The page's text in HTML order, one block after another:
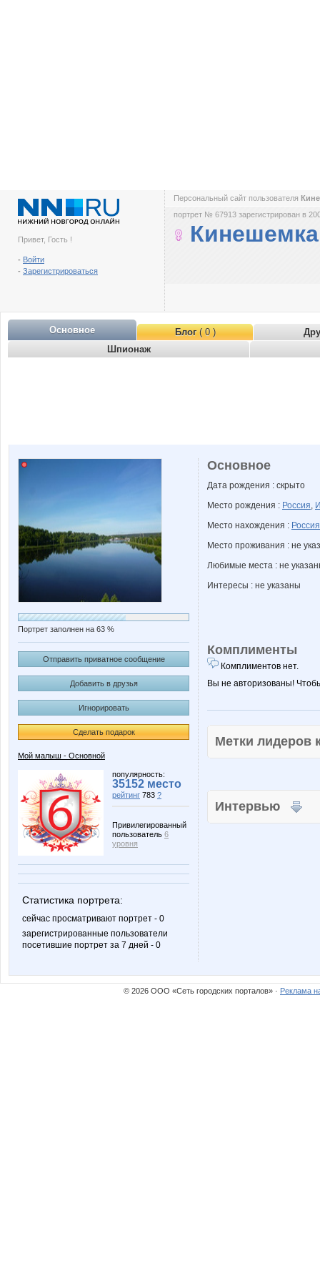
Привет, Гость !
- Войти
- Зарегистрироваться
Персональный сайт пользователя
портрет № 67913 зарегистрирован в
Кинешемка
Основное Блог( 0 )
Шпионаж
Портрет заполнен на 63 %
Отправить приватное сообщение
Добавить в друзья
Игнорировать
Сделать подарок
Мой малыш - Основной
популярность:
35152 место
рейтинг 783 ?
Привилегированный
пользователь 6
уровня
Статистика портрета:
сейчас просматривают портрет - 0
зарегистрированные пользователи
посетившие портрет за 7 дней - 0
Основное
Дата рождения : скрыто
Место рождения : Россия,
Место нахождения : Россия
Место проживания : не
Любимые места : не
Интересы : не указаны
Комплименты
Комплиментов нет.
Вы не авторизованы!
Метки
Интервью
© 2026 ООО «Сеть городских порталов» · Реклама